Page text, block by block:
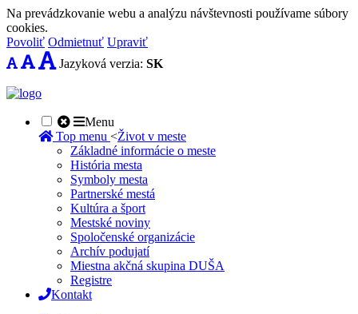
Na prevádzkovanie webu a analýzu návštevnosti používame súbory
cookies.
Povoliť Odmietnuť Upraviť
Jazyková verzia: SK
Menu
Top menu <Život v meste
Základné informácie o meste
História mesta
Symboly mesta
Partnerské mestá
Kultúra a šport
Mestské noviny
Spoločenské organizácie
Archív podujatí
Miestna akčná skupina DUŠA
Registre
Kontakt